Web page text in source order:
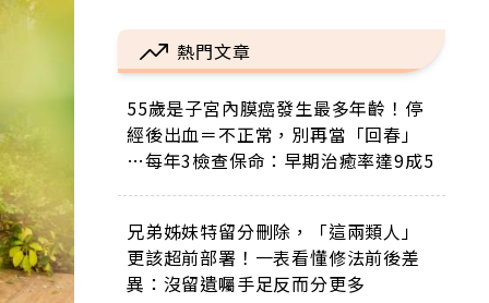
熱門文章
55歲是子宮內膜癌發生最多年齡！停
經後出血＝不正常，別再當「回春」
…每年3檢查保命：早期治癒率達9成5
兄弟姊妹特留分刪除，「這兩類人」
更該超前部署！一表看懂修法前後差
異：沒留遺囑手足反而分更多